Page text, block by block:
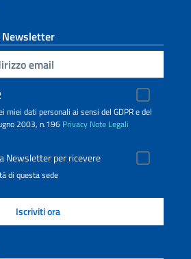
miei dati personali ai sensi del GDPR e del
2003, n.196 Privacy Note Legali
Newsletter per ricevere
di questa sede